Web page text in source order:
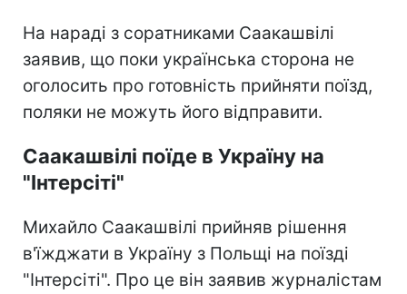
На нараді з соратниками Саакашвілі
заявив, що поки українська сторона не
оголосить про готовність прийняти поїзд,
поляки не можуть його відправити.
Саакашвілі поїде в Україну на
"Інтерсіті"
Михайло Саакашвілі прийняв рішення
в'їжджати в Україну з Польщі на поїзді
"Інтерсіті". Про це він заявив журналістам